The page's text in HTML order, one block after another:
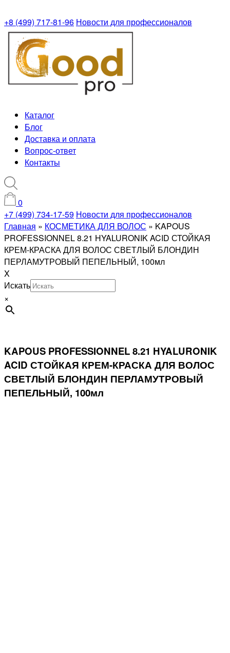
+8 (499) 717-81-96 Новости для профессионалов
Каталог
Блог
Доставка и оплата
Вопрос-ответ
Контакты
0
+7 (499) 734-17-59 Новости для профессионалов
Главная » КОСМЕТИКА ДЛЯ ВОЛОС » KAPOUS
PROFESSIONNEL 8.21 HYALURONIK ACID СТОЙКАЯ
КРЕМ-КРАСКА ДЛЯ ВОЛОС СВЕТЛЫЙ БЛОНДИН
ПЕРЛАМУТРОВЫЙ ПЕПЕЛЬНЫЙ, 100мл
X
Искать
×
KAPOUS PROFESSIONNEL 8.21 HYALURONIK
ACID СТОЙКАЯ КРЕМ-КРАСКА ДЛЯ ВОЛОС
СВЕТЛЫЙ БЛОНДИН ПЕРЛАМУТРОВЫЙ
ПЕПЕЛЬНЫЙ, 100мл